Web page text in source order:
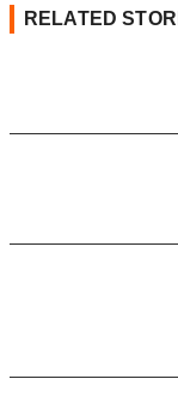
RELATED